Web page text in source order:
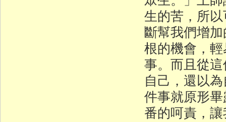
生的苦，所
斷幫我們增
根的機會，
事。而且從
自己，還以
件事就原形
番的呵責，